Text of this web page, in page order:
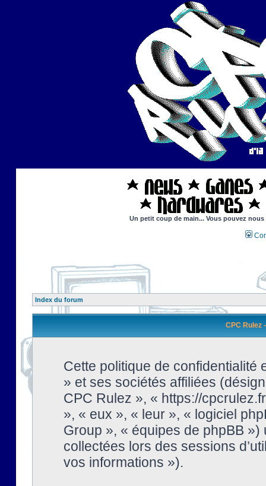
Un petit coup de main... Vous pouvez
Index du forum
CPC Rulez
Cette politique de confidentialité
» et ses sociétés affiliées
CPC Rulez », « https://
», « eux », « leur », « logiciel
Group », « équipes de phpBB
collectées lors des sessions
vos informations »).